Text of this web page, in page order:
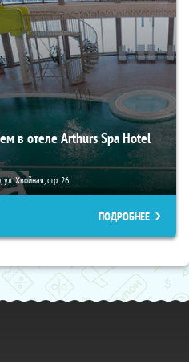
в отеле Arthurs Spa Hotel
Хвойная, стр. 26
ПОДРОБНЕЕ